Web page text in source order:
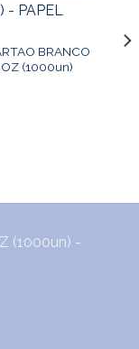
BRANCO
(1000un)